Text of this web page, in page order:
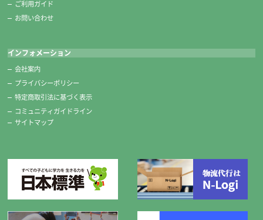
ご利用ガイド
お問い合わせ
インフォメーション
会社案内
プライバシーポリシー
特定商取引法に基づく表示
コミュニティガイドライン
サイトマップ